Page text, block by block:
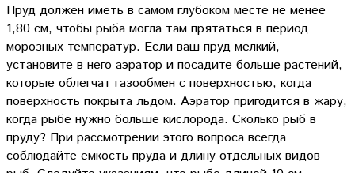
Пруд должен иметь в самом глубоком месте не менее
1,80 см, чтобы рыба могла там прятаться в период
морозных температур. Если ваш пруд мелкий,
установите в него аэратор и посадите больше растений,
которые облегчат газообмен с поверхностью, когда
поверхность покрыта льдом. Аэратор пригодится в жару,
когда рыбе нужно больше кислорода. Сколько рыб в
пруду? При рассмотрении этого вопроса всегда
соблюдайте емкость пруда и длину отдельных видов